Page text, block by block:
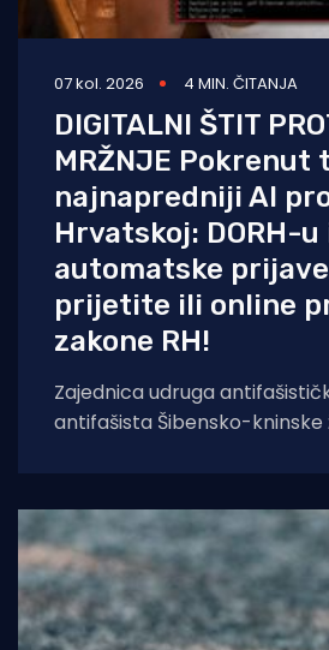
07 kol. 2026 4 MIN. ČITANJA
DIGITALNI ŠTIT
MRŽNJE Pokrenut
najnapredniji AI
Hrvatskoj: DORH-u
automatske
prijetite ili online
zakone RH!
Zajednica udruga
antifašista Šibensko-kninske